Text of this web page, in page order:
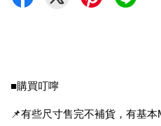
■購買叮嚀
📌有些尺寸售完不補貨，有基